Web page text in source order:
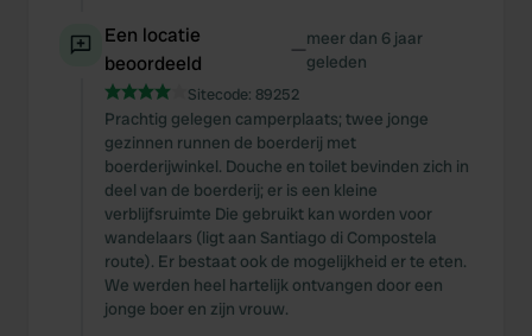
Een locatie
beoordeeld
—meer dan 6 jaar
geleden
Sitecode: 89252
Prachtig gelegen camperplaats; twee jonge
gezinnen runnen de boerderij met
boerderijwinkel. Douche en toilet bevinden zich in
deel van de boerderij; er is een kleine
verblijfsruimte Die gebruikt kan worden voor
wandelaars (ligt aan Santiago di Compostela
route). Er bestaat ook de mogelijkheid er te eten.
We werden heel hartelijk ontvangen door een
jonge boer en zijn vrouw.